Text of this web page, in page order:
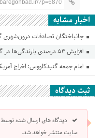
?p=6870
اخبار مشابه
جانباختگان تصادفات درون‌شهری گلستان ۱۷
افزایش ۵۳ درصدی بارندگی‌ها در گلستان
امام جمعه گنبدکاووس: اخراج
ثبت دیدگاه
دیدگاه های ارسال شده
سایت منتشر خواهد شد.